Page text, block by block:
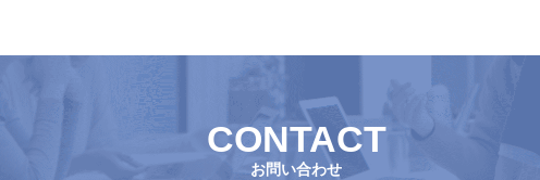
CONTACT
お問い合わせ